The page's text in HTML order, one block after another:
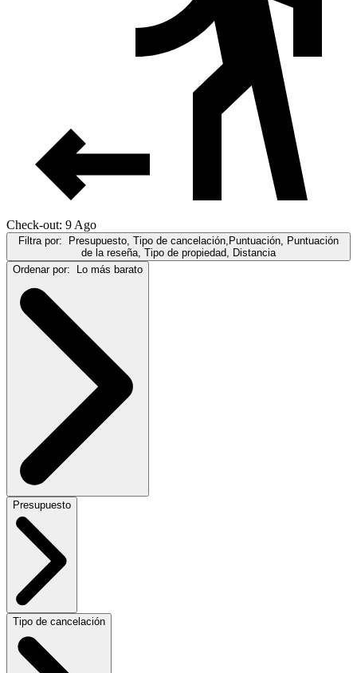
Check-out: 9 Ago
Filtra por: Presupuesto, Tipo de cancelación,Puntuación, Puntuación
de la reseña, Tipo de propiedad, Distancia
Ordenar por: Lo más barato
Presupuesto
Tipo de cancelación